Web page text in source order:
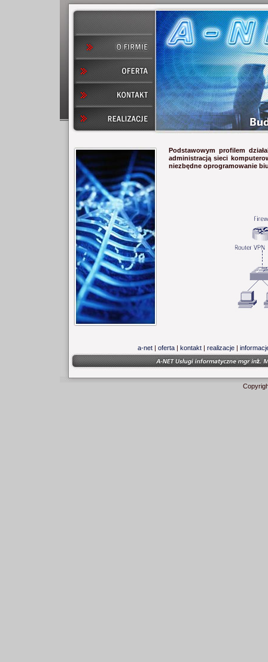
Podstawowym profilem
administracją sieci
niezbędne oprogramowanie
a-net| oferta| kontakt| realizacje|